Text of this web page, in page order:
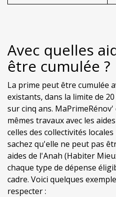
Avec quelles
être cumulée ?
La prime peut être cumulée
existants, dans la limite de
sur cinq ans.
mêmes travaux avec les
celles des collectivités
sachez qu'elle ne peut pas
aides de l'Anah (Habiter
chaque type de dépense
cadre. Voici quelques
respecter :